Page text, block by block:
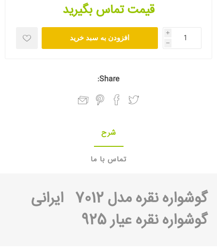
قیمت تماس بگیرید
i
h
افزودن به سبد خرید
Share:
شرح
تماس با ما
گوشواره نقره مدل 7012
ایرانی
گوشواره نقره عیار 925